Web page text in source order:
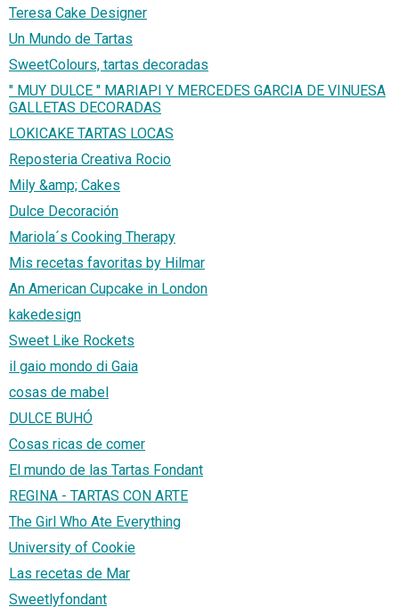
Teresa Cake Designer
Un Mundo de Tartas
SweetColours, tartas decoradas
" MUY DULCE " MARIAPI Y MERCEDES GARCIA DE VINUESA
GALLETAS DECORADAS
LOKICAKE TARTAS LOCAS
Reposteria Creativa Rocio
Mily &amp; Cakes
Dulce Decoración
Mariola´s Cooking Therapy
Mis recetas favoritas by Hilmar
An American Cupcake in London
kakedesign
Sweet Like Rockets
il gaio mondo di Gaia
cosas de mabel
DULCE BUHÓ
Cosas ricas de comer
El mundo de las Tartas Fondant
REGINA - TARTAS CON ARTE
The Girl Who Ate Everything
University of Cookie
Las recetas de Mar
Sweetlyfondant